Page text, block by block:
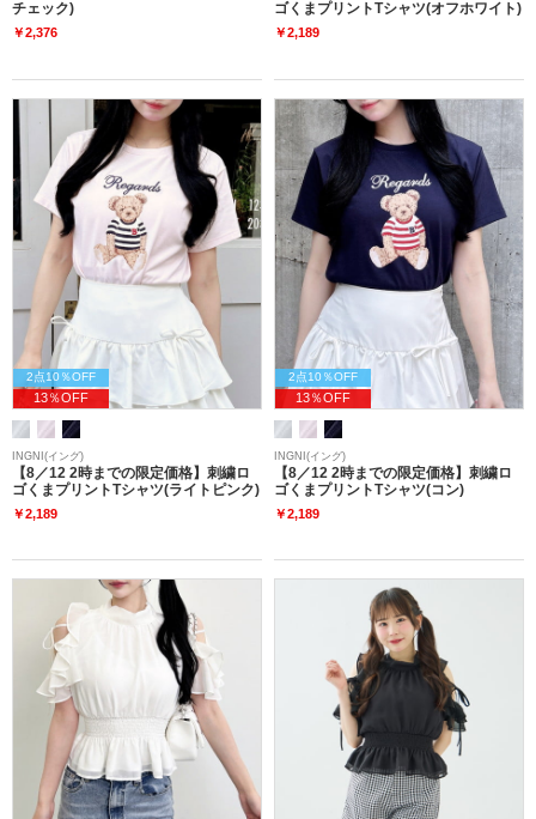
チェック)
￥2,376
ゴくまプリントTシャツ(オフホワイト)
￥2,189
2点10％OFF
13％OFF
INGNI(イング)
【8／12 2時までの限定価格】刺繍ロ
ゴくまプリントTシャツ(ライトピンク)
￥2,189
2点10％OFF
13％OFF
INGNI(イング)
【8／12 2時までの限定価格】刺繍ロ
ゴくまプリントTシャツ(コン)
￥2,189